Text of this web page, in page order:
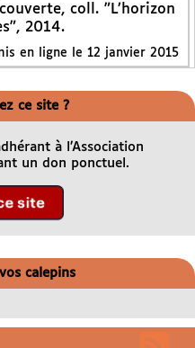
coll. "L’horizon
2014.
en ligne le 12 janvier 2015
ce site ?
à l’Association
un don ponctuel.
calepins